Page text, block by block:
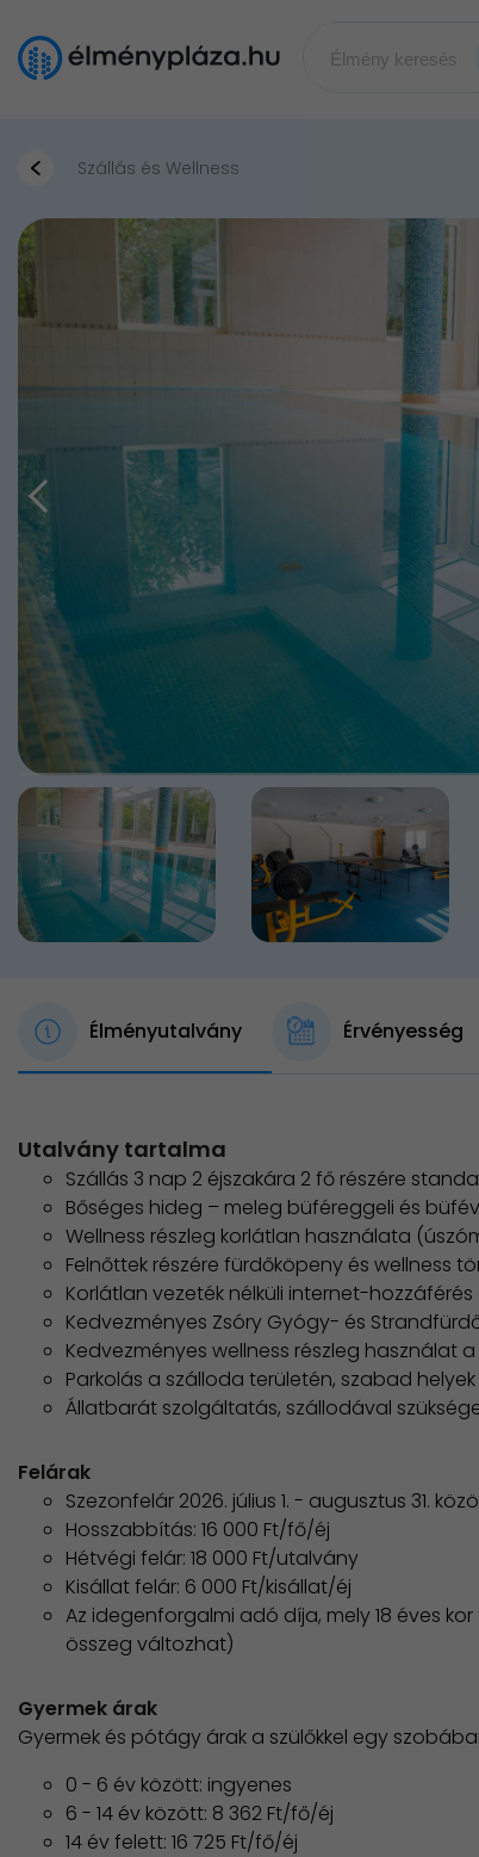
Szállás és Wellness
Élményutalvány Érvényesség
Utalvány tartalma
Szállás 3 nap 2 éjszakára 2 fő részére
Bőséges hideg – meleg büféreggeli és
Wellness részleg korlátlan használata
Felnőttek részére fürdőköpeny és wellness
Korlátlan vezeték nélküli internet-
Kedvezményes Zsóry Gyógy- és
Kedvezményes wellness részleg használat
Parkolás a szálloda területén, szabad
Állatbarát szolgáltatás, szállodával
Felárak
Szezonfelár 2026. július 1. - augusztus 31.
Hosszabbítás: 16 000 Ft/fő/éj
Hétvégi felár: 18 000 Ft/utalvány
Kisállat felár: 6 000 Ft/kisállat/éj
Az idegenforgalmi adó díja, mely 18 éves
összeg változhat)
Gyermek árak
Gyermek és pótágy árak a szülőkkel egy
0 - 6 év között: ingyenes
6 - 14 év között: 8 362 Ft/fő/éj
14 év felett: 16 725 Ft/fő/éj